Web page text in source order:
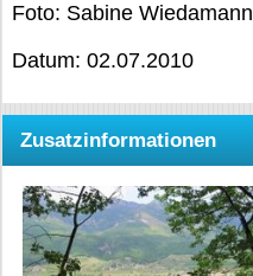
Foto: Sabine Wiedamann
Datum: 02.07.2010
Zusatzinformationen